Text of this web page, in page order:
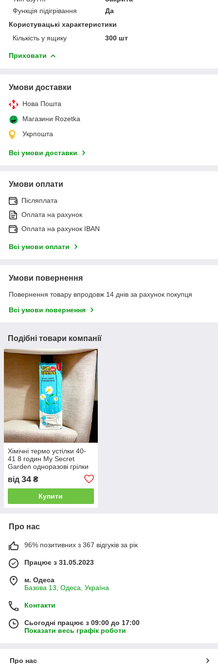
Функція підігрівання
Да
Користувацькі характеристики
Кількість у ящику
300 шт
Приховати
Умови доставки
Нова Пошта
Магазини Rozetka
Укрпошта
Всі умови доставки
Умови оплати
Післяплата
Оплата на рахунок
Оплата на рахунок IBAN
Всі умови оплати
Умови повернення
Повернення товару впродовж 14 днів за рахунок покупця
Всі умови повернення
Подібні товари компанії
Хімічні термо устілки 40-
41 8 годин My Secret
Garden одноразові грілки
від 34 ₴
Купити
Про нас
96% позитивних з 367 відгуків за рік
Працює з 31.05.2023
м. Одеса
Базова 13, Одеса, Україна
Контакти
Сьогодні працює з 09:00 до 17:00
Показати весь графік роботи
Про нас